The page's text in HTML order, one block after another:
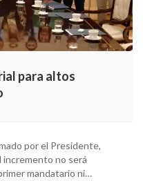
para altos
por el Presidente,
incremento no será
mandatario ni…